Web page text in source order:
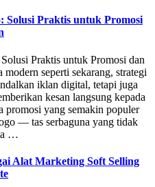
Solusi Praktis untuk Promosi
Praktis untuk Promosi dan
seperti sekarang, strategi
iklan digital, tetapi juga
kesan langsung kepada
promosi yang semakin populer
— tas serbaguna yang tidak
…
Alat Marketing Soft Selling